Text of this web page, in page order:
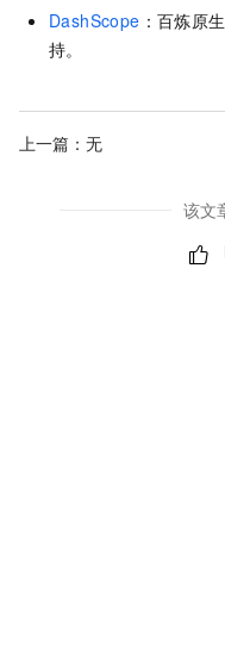
DashScope ：百炼原
持。
上一篇：无
该文